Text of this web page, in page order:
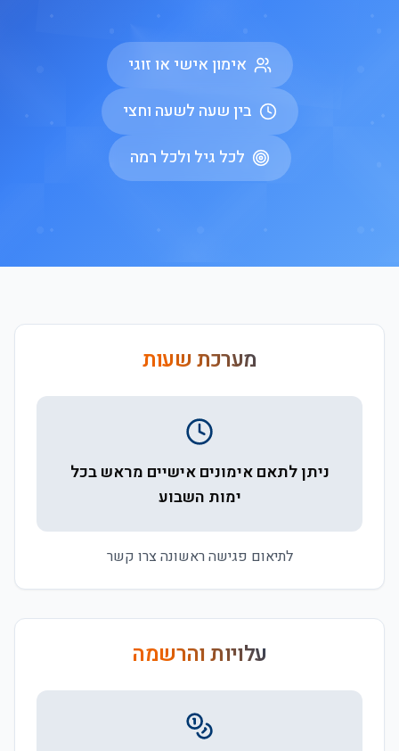
אימון אישי או זוגי
בין שעה לשעה וחצי
לכל גיל ולכל רמה
מערכת שעות
ניתן לתאם אימונים אישיים מראש בכל
ימות השבוע
לתיאום פגישה ראשונה צרו קשר
עלויות והרשמה